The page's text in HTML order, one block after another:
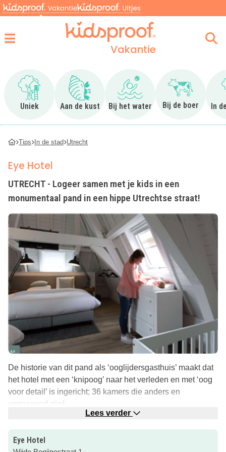
Vakantie
Uniek
Ga naar Uniek
Aan de kust
Ga naar Aan de kust
Bij het water
Ga naar Bij het water
Bij de boer
Ga naar Bij
In
Tips In de stad Utrecht
Eye Hotel
UTRECHT - Logeer samen met je kids in een
monumentaal pand in een hippe Utrechtse straat!
De historie van dit pand als ‘ooglijdersgasthuis’ maakt dat
het hotel met een ‘knipoog’ naar het verleden en met ‘oog
voor detail’ is ingericht; 36 kamers die anders en
verrassend zijn!
frisse moderne kamers.
Lees verder
Eye Hotel